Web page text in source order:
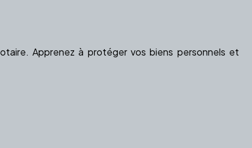
Apprenez à protéger vos biens personnels et